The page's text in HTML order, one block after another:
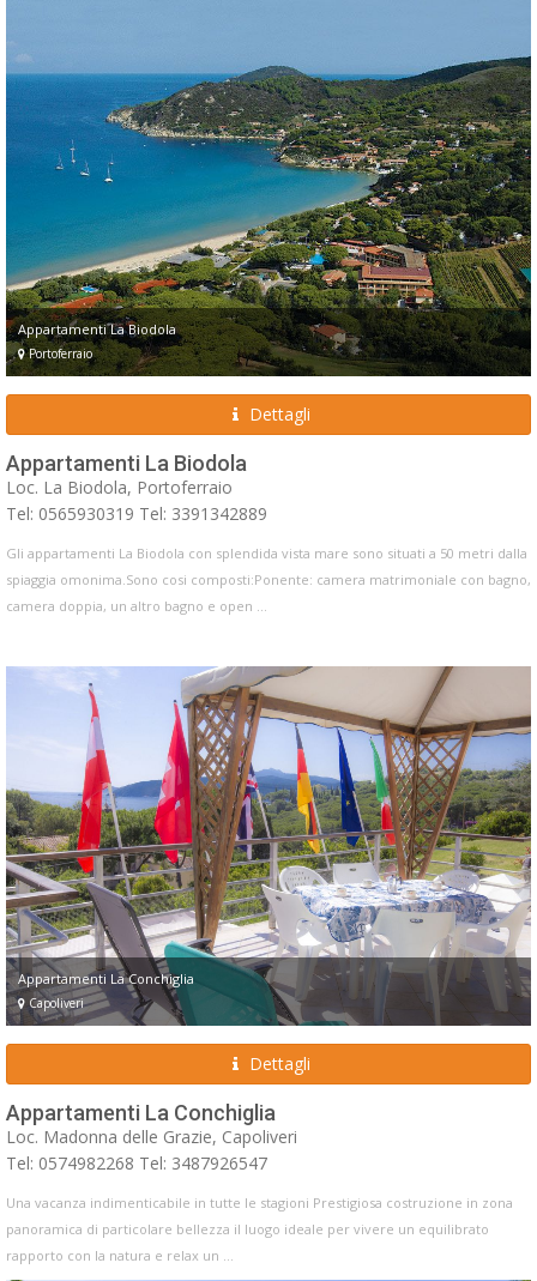
Appartamenti La Biodola
Portoferraio
Dettagli
Appartamenti La Biodola
Loc. La Biodola, Portoferraio
Tel: 0565930319 Tel: 3391342889
Gli appartamenti La Biodola con splendida vista mare sono situati a 50 metri dalla
spiaggia omonima.Sono cosi composti:Ponente: camera matrimoniale con bagno,
camera doppia, un altro bagno e open ...
Appartamenti La Conchiglia
Capoliveri
Dettagli
Appartamenti La Conchiglia
Loc. Madonna delle Grazie, Capoliveri
Tel: 0574982268 Tel: 3487926547
Una vacanza indimenticabile in tutte le stagioni Prestigiosa costruzione in zona
panoramica di particolare bellezza il luogo ideale per vivere un equilibrato
rapporto con la natura e relax un ...